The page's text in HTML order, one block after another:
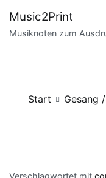
Inhalt
springen
Music2Print
Musiknoten zum
Start Gesang
Verschlagwortet mit